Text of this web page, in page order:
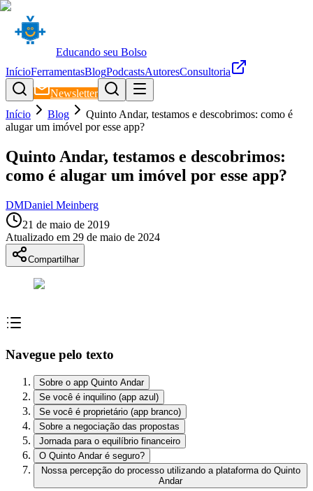
Educando seu Bolso
InícioFerramentasBlogPodcastsAutoresConsultoria
Newsletter
Início
Blog
Quinto Andar, testamos e descobrimos: como é
alugar um imóvel por esse app?
Quinto Andar, testamos e descobrimos:
como é alugar um imóvel por esse app?
DMDaniel Meinberg
21 de maio de 2019
Atualizado em 29 de maio de 2024
Compartilhar
Navegue pelo texto
Sobre o app Quinto Andar
Se você é inquilino (app azul)
Se você é proprietário (app branco)
Sobre a negociação das propostas
Jornada para o equilíbrio financeiro
O Quinto Andar é seguro?
Nossa percepção do processo utilizando a plataforma do Quinto
Andar